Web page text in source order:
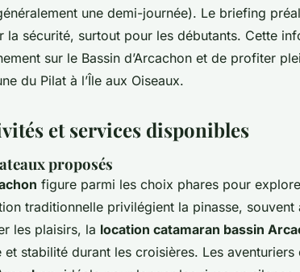
une demi-journée). Le briefing
la sécurité, surtout pour les débutants. Cette
sur le Bassin d’Arcachon et de profiter
du Pilat à l’Île aux Oiseaux.
et services disponibles
proposés
figure parmi les choix phares pour
traditionnelle privilégient la pinasse, souvent
les plaisirs, la location catamaran bassin
stabilité durant les croisières. Les aventuriers